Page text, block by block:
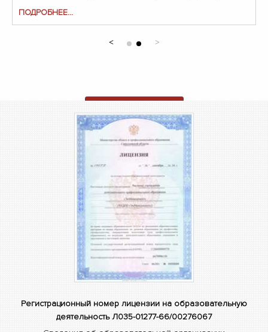
ПОДРОБНЕЕ...
Регистрационный номер лицензии на образовательную
деятельность Л035-01277-66/00276067